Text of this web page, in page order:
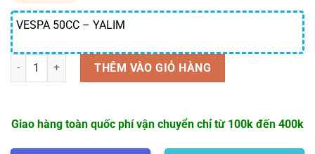
VESPA 50CC – YALIM
Số lượng THÊM VÀO GIỎ HÀNG
Giao hàng toàn quốc phí vận chuyển chỉ từ 100k đến 400k